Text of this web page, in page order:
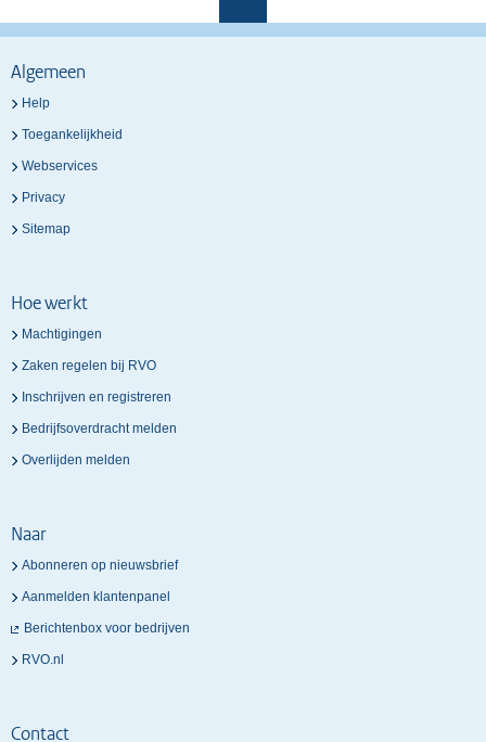
Algemeen
Help
Toegankelijkheid
Webservices
Privacy
Sitemap
Hoe werkt
Machtigingen
Zaken regelen bij RVO
Inschrijven en registreren
Bedrijfsoverdracht melden
Overlijden melden
Naar
Abonneren op nieuwsbrief
Aanmelden klantenpanel
Berichtenbox voor bedrijven
RVO.nl
Contact